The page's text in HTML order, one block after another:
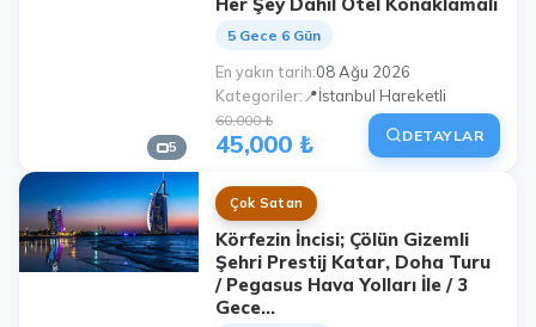
5
5 Gece 6 Gün
En yakın tarih 08 Ağu 2026
Kategoriler 📍İstanbul Hareketli
60,000 ₺
45,000 ₺ DETAYLAR
Çok Satan
Körfezin İncisi; Çölün Gizemli
Şehri Prestij Katar, Doha Turu
/ Pegasus Hava Yolları İle / 3
Gece...